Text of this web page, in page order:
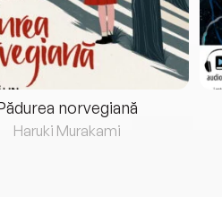
norvegiană
Haruki Murakami